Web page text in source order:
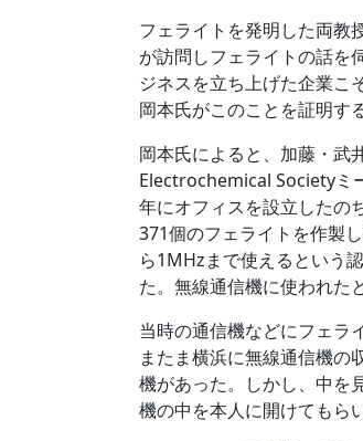
フェライトを発明した両教
が訪問しフェライトの話を
ジネスを立ち上げた企業こ
岡本氏がこのことを証明す
岡本氏によると、加藤・武
Electrochemical Societyミ
年にオフィスを設立したの
371個のフェライトを作製
ら1MHzまで使えるという
た。無線通信機に使われた
当時の通信機などにフェラ
またま横浜に無線通信機の
機があった。しかし、中を
機の中を本人に開けてもら